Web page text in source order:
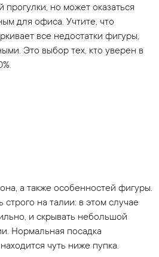
прогулки, но может оказаться
для офиса. Учтите, что
все недостатки фигуры,
Это выбор тех, кто уверен в
а также особенностей фигуры.
строго на талии: в этом случае
и скрывать небольшой
Нормальная посадка
чуть ниже пупка.